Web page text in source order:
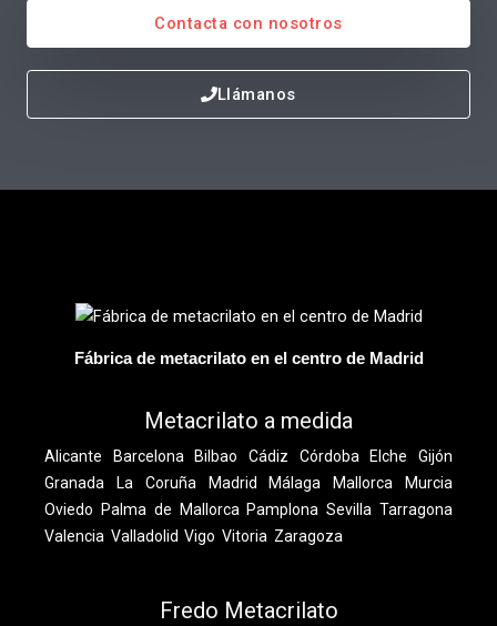
Contacta con nosotros
Llámanos
Fábrica de metacrilato en el centro de Madrid
Metacrilato a medida
Alicante Barcelona Bilbao Cádiz Córdoba Elche
Gijón
Granada
La Coruña Madrid Málaga Mallorca
Murcia
Oviedo
Palma de Mallorca Pamplona Sevilla Tarragona
Valencia Valladolid Vigo Vitoria Zaragoza
Fredo Metacrilato